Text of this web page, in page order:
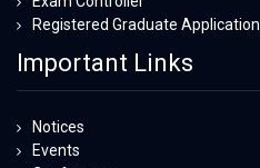
Registered Graduate Application
Important Links
Notices
Events